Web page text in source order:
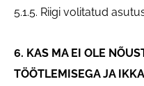
5.1.5. Riigi volitatud
6. KAS MA EI OLE
TÖÖTLEMISEGA JA